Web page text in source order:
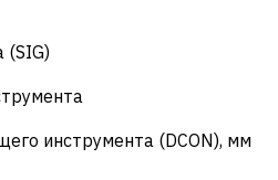
(SIG)
инструмента (DCON), мм